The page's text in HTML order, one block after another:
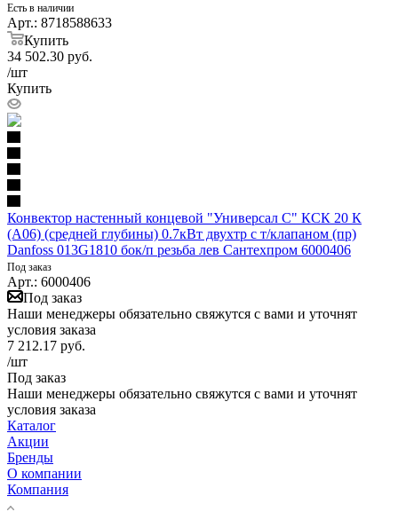
Есть в наличии
Арт.: 8718588633
Купить
34 502.30 руб.
/шт
Купить
Конвектор настенный концевой "Универсал С" КСК 20 К
(А06) (средней глубины) 0.7кВт двухтр с т/клапаном (пр)
Danfoss 013G1810 бок/п резьба лев Сантехпром 6000406
Под заказ
Арт.: 6000406
Под заказ
Наши менеджеры обязательно свяжутся с вами и уточнят
условия заказа
7 212.17 руб.
/шт
Под заказ
Наши менеджеры обязательно свяжутся с вами и уточнят
условия заказа
Каталог
Акции
Бренды
О компании
Компания